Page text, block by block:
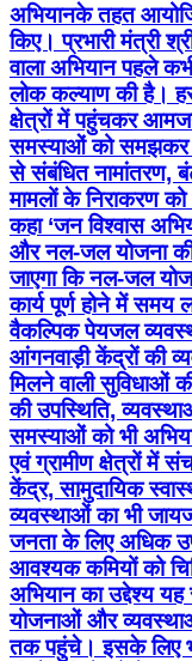
अभियानके तहत
किए। प्रभारी मंत्री
वाला अभियान पहले
लोक कल्याण की है।
क्षेत्रों में पहुंचकर
समस्याओं को समझकर
से संबंधित नामांतरण,
मामलों के निराकरण
कहा ‘जन विश्वास
और नल-जल योजना की
जाएगा कि नल-जल
कार्य पूर्ण होने में समय
वैकल्पिक पेयजल
आंगनवाड़ी केंद्रों की
मिलने वाली सुविधाओं की
की उपस्थिति,
समस्याओं को भी
एवं ग्रामीण क्षेत्रों में
केंद्र, सामुदायिक
व्यवस्थाओं का भी
जनता के लिए अधिक
आवश्यक कमियों को
अभियान का उद्देश्य यह
योजनाओं और
तक पहुंचे। इसके लिए